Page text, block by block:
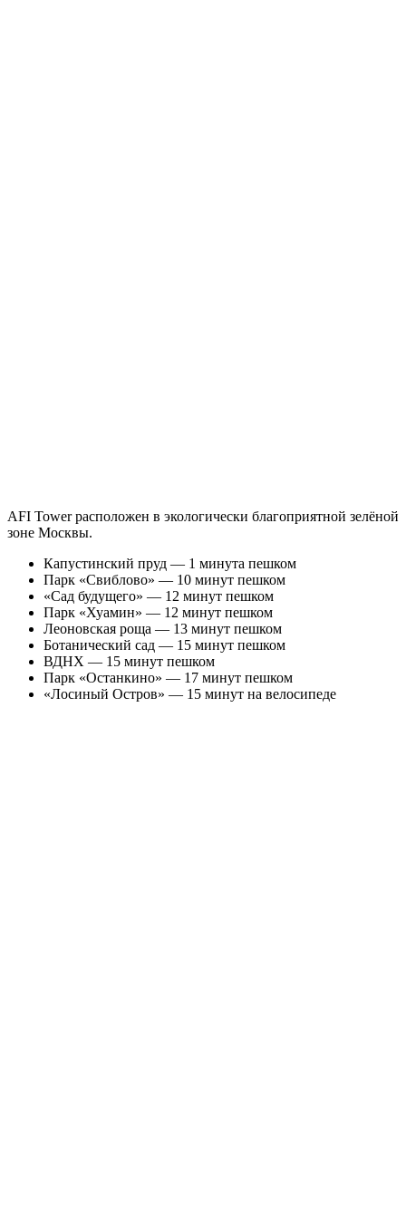
AFI Tower расположен в экологически благоприятной зелёной
зоне Москвы.
Капустинский пруд — 1 минута пешком
Парк «Свиблово» — 10 минут пешком
«Сад будущего» — 12 минут пешком
Парк «Хуамин» — 12 минут пешком
Леоновская роща — 13 минут пешком
Ботанический сад — 15 минут пешком
ВДНХ — 15 минут пешком
Парк «Останкино» — 17 минут пешком
«Лосиный Остров» — 15 минут на велосипеде